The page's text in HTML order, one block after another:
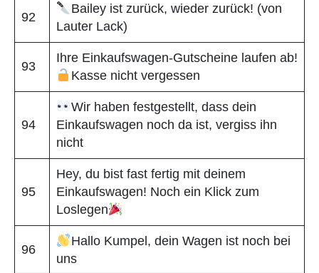
92
Bailey ist zurück, wieder zurück! (von
Lauter Lack)
93
Ihre Einkaufswagen-Gutscheine laufen ab!
Kasse nicht vergessen
94
Wir haben festgestellt, dass dein
Einkaufswagen noch da ist, vergiss ihn
nicht
95
Hey, du bist fast fertig mit deinem
Einkaufswagen! Noch ein Klick zum
Loslegen
96
Hallo Kumpel, dein Wagen ist noch bei
uns